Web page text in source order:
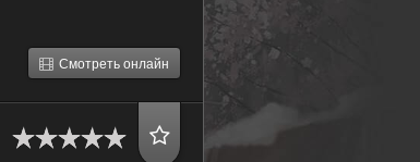
Смотреть онлайн